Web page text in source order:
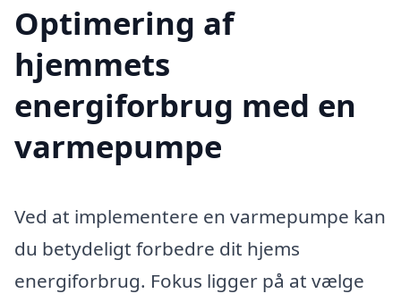
Optimering af
hjemmets
energiforbrug med en
varmepumpe
Ved at implementere en varmepumpe kan
du betydeligt forbedre dit hjems
energiforbrug. Fokus ligger på at vælge